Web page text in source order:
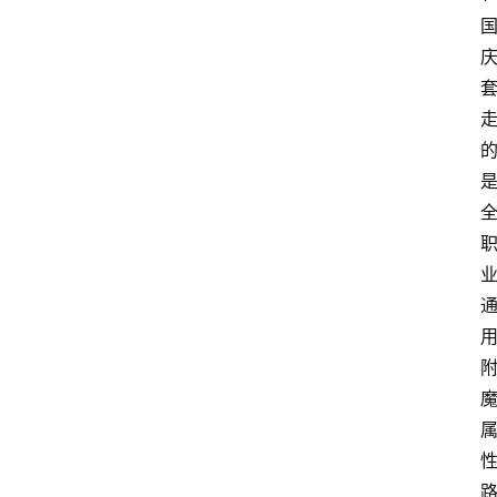
国
庆
套
走
的
是
全
职
业
通
用
附
魔
属
性
路